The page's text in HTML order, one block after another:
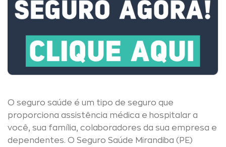
O seguro saúde é um tipo de seguro que
proporciona assistência médica e hospitalar a
você, sua família, colaboradores da sua empresa e
dependentes. O Seguro Saúde Mirandiba (PE)